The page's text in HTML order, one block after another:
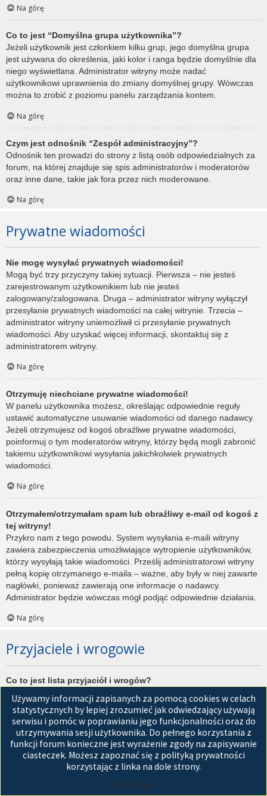
Na górę
Co to jest “Domyślna grupa użytkownika”?
Jeżeli użytkownik jest członkiem kilku grup, jego domyślna grupa
jest używana do określenia, jaki kolor i ranga będzie domyślnie dla
niego wyświetlana. Administrator witryny może nadać
użytkownikowi uprawnienia do zmiany domyślnej grupy. Wówczas
można to zrobić z poziomu panelu zarządzania kontem.
Na górę
Czym jest odnośnik “Zespół administracyjny”?
Odnośnik ten prowadzi do strony z listą osób odpowiedzialnych za
forum, na której znajduje się spis administratorów i moderatorów
oraz inne dane, takie jak fora przez nich moderowane.
Na górę
Prywatne wiadomości
Nie mogę wysyłać prywatnych wiadomości!
Mogą być trzy przyczyny takiej sytuacji. Pierwsza – nie jesteś
zarejestrowanym użytkownikiem lub nie jesteś
zalogowany/zalogowana. Druga – administrator witryny wyłączył
przesyłanie prywatnych wiadomości na całej witrynie. Trzecia –
administrator witryny uniemożliwił ci przesyłanie prywatnych
wiadomości. Aby uzyskać więcej informacji, skontaktuj się z
administratorem witryny.
Na górę
Otrzymuję niechciane prywatne wiadomości!
W panelu użytkownika możesz, określając odpowiednie reguły
ustawić automatyczne usuwanie wiadomości od danego nadawcy.
Jeżeli otrzymujesz od kogoś obraźliwe prywatne wiadomości,
poinformuj o tym moderatorów witryny, którzy będą mogli zabronić
takiemu użytkownikowi wysyłania jakichkolwiek prywatnych
wiadomości.
Na górę
Otrzymałem/otrzymałam spam lub obraźliwy e-mail od kogoś z
tej witryny!
Przykro nam z tego powodu. System wysyłania e-maili witryny
zawiera zabezpieczenia umożliwiające wytropienie użytkowników,
którzy wysyłają takie wiadomości. Prześlij administratorowi witryny
pełną kopię otrzymanego e-maila – ważne, aby były w niej zawarte
nagłówki, ponieważ zawierają one informacje o nadawcy.
Administrator będzie wówczas mógł podjąć odpowiednie działania.
Na górę
Przyjaciele i wrogowie
Co to jest lista przyjaciół i wrogów?
użytkowników witryny. Użytkownicy dodani do listy przyjaciół będą
wyświetleni na karciePrzyjacieleznajdującej się w panelu
zarządzania kontem. Z tego poziomu można szybko sprawdzić ich
status, a także wysłać prywatną wiadomość. Zależnie od
używanego stylu witryny, posty tych użytkowników mogą być
wyróżniane. Jeśli użytkownik zostanie dodany do listy wrogów,
Używamy informacji zapisanych za pomocą cookies w celach
statystycznych by lepiej zrozumieć jak odwiedzający używają
serwisu i pomóc w poprawianiu jego funkcjonalności oraz do
utrzymywania sesji użytkownika. Do pełnego korzystania z
funkcji forum konieczne jest wyrażenie zgody na zapisywanie
ciasteczek. Możesz zapoznać się z polityką prywatności
korzystając z linka na dole strony.
Akceptuję